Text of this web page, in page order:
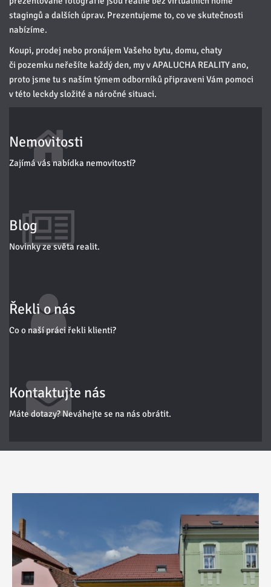
stagingů a dalších úprav. Prezentujeme to, co ve skutečnosti
nabízíme.
Koupi, prodej nebo pronájem Vašeho bytu, domu, chaty
či pozemku neřešíte každý den, my v APALUCHA REALITY ano,
proto jsme tu s naším týmem odborníků připraveni Vám pomoci
v této leckdy složité a náročné situaci.
Nemovitosti
Zajímá vás nabídka nemovitostí?
Blog
Novinky ze světa realit.
Řekli o nás
Co o naší práci řekli klienti?
Kontaktujte nás
Máte dotazy? Neváhejte se na nás obrátit.